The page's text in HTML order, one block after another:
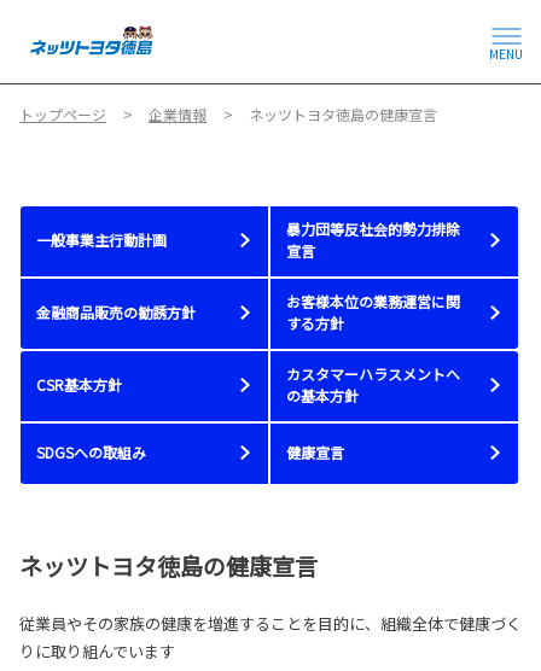
MENU
トップページ 企業情報 ネッツトヨタ徳島の健康宣言
一般事業主行動計画
暴力団等反社会的勢力排除
宣言
金融商品販売の勧誘方針
お客様本位の業務運営に関
する方針
CSR基本方針
カスタマーハラスメントへ
の基本方針
SDGSへの取組み 健康宣言
ネッツトヨタ徳島の健康宣言
従業員やその家族の健康を増進することを目的に、組織全体で健康づく
りに取り組んでいます